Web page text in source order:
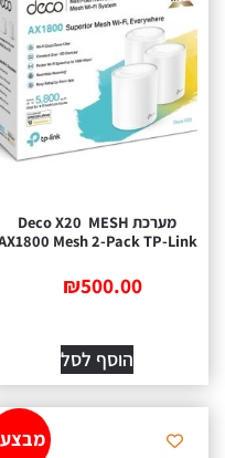
מערכת MESH ‏ Deco X20
Mesh 2-Pack TP-Link
₪500.00
הוסף לסל